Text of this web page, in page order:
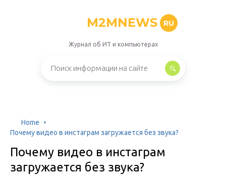
M2MNEWS RU
Журнал об ИТ и компьютерах
Home
Почему видео в инстаграм загружается без звука?
Почему видео в инстаграм
загружается без звука?